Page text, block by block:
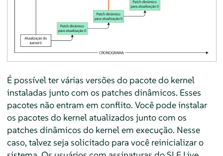
É possível ter várias versões do pacote do kernel
instaladas junto com os patches dinâmicos. Esses
pacotes não entram em conflito. Você pode instalar
os pacotes do kernel atualizados junto com os
patches dinâmicos do kernel em execução. Nesse
caso, talvez seja solicitado para você reinicializar o